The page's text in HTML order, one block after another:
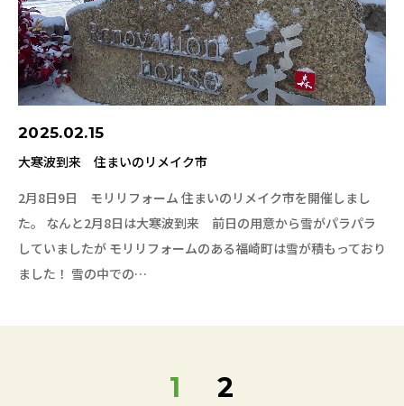
2025.02.15
大寒波到来 住まいのリメイク市
2月8日9日 モリリフォーム 住まいのリメイク市を開催しまし
た。 なんと2月8日は大寒波到来 前日の用意から雪がパラパラ
していましたが モリリフォームのある福崎町は雪が積もっており
ました！ 雪の中での…
1 2